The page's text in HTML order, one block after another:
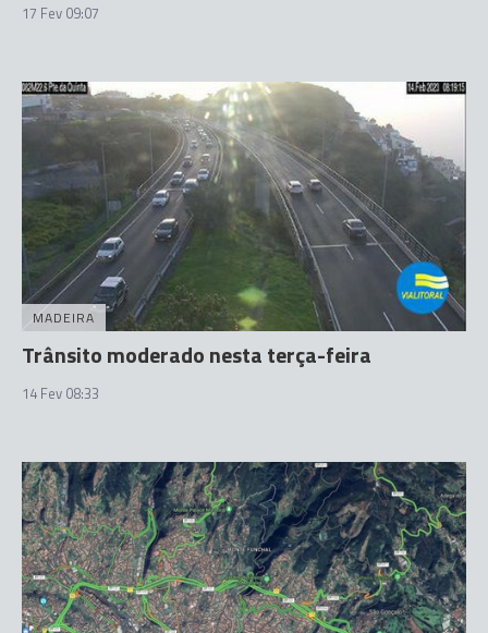
17 Fev 09:07
MADEIRA
Trânsito moderado nesta terça-feira
14 Fev 08:33